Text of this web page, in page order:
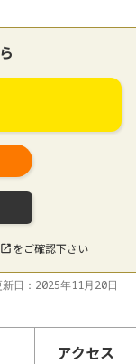
をご確認下さい
日：2025年11月20日
アクセス